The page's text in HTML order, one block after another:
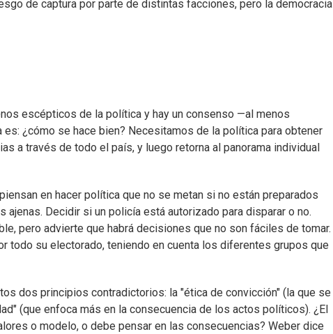
de captura por parte de distintas facciones, pero la democracia
escépticos de la política y hay un consenso —al menos
¿cómo se hace bien? Necesitamos de la política para obtener
a través de todo el país, y luego retorna al panorama individual
en hacer política que no se metan si no están preparados
Decidir si un policía está autorizado para disparar o no.
pero advierte que habrá decisiones que no son fáciles de tomar.
todo su electorado, teniendo en cuenta los diferentes grupos que
dos principios contradictorios: la "ética de convicción" (la que se
(que enfoca más en la consecuencia de los actos políticos). ¿El
o modelo, o debe pensar en las consecuencias? Weber dice